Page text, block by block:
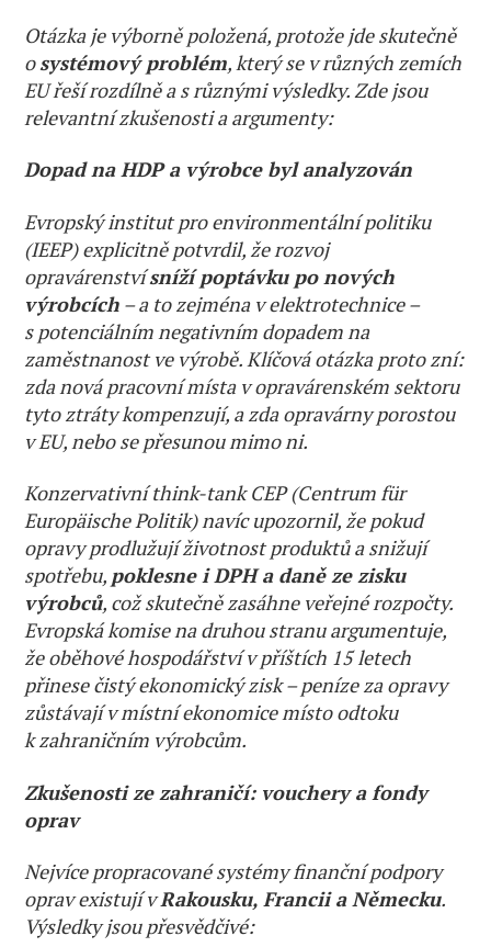
Otázka je výborně položená, protože jde skutečně
osystémový problém, který se v různých zemích
EU řeší rozdílně a s různými výsledky. Zde jsou
relevantní zkušenosti a argumenty:
Dopad na HDP a výrobce byl analyzován
Evropský institut pro environmentální politiku
(IEEP) explicitně potvrdil, že rozvoj
opravárenstvísníží poptávku po nových
výrobcích – a to zejména v elektrotechnice –
s potenciálním negativním dopadem na
zaměstnanost ve výrobě. Klíčová otázka proto zní:
zda nová pracovní místa v opravárenském sektoru
tyto ztráty kompenzují, a zda opravárny porostou
v EU, nebo se přesunou mimo ni.
Konzervativní think-tank CEP (Centrum für
Europäische Politik) navíc upozornil, že pokud
opravy prodlužují životnost produktů a snižují
spotřebu, poklesne i DPH a daně ze zisku
výrobců, což skutečně zasáhne veřejné rozpočty.
Evropská komise na druhou stranu argumentuje,
že oběhové hospodářství v příštích 15 letech
přinese čistý ekonomický zisk – peníze za opravy
zůstávají v místní ekonomice místo odtoku
k zahraničním výrobcům.
Zkušenosti ze zahraničí: vouchery a fondy
oprav
Nejvíce propracované systémy finanční podpory
oprav existují vRakousku, Francii a Německu.
Výsledky jsou přesvědčivé: